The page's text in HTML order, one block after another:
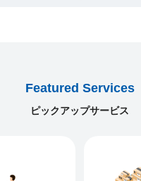
Featured Services
ピックアップサービス